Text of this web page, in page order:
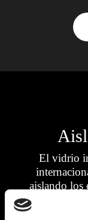
El vidrio
aislando los
fondo (hasta
puede